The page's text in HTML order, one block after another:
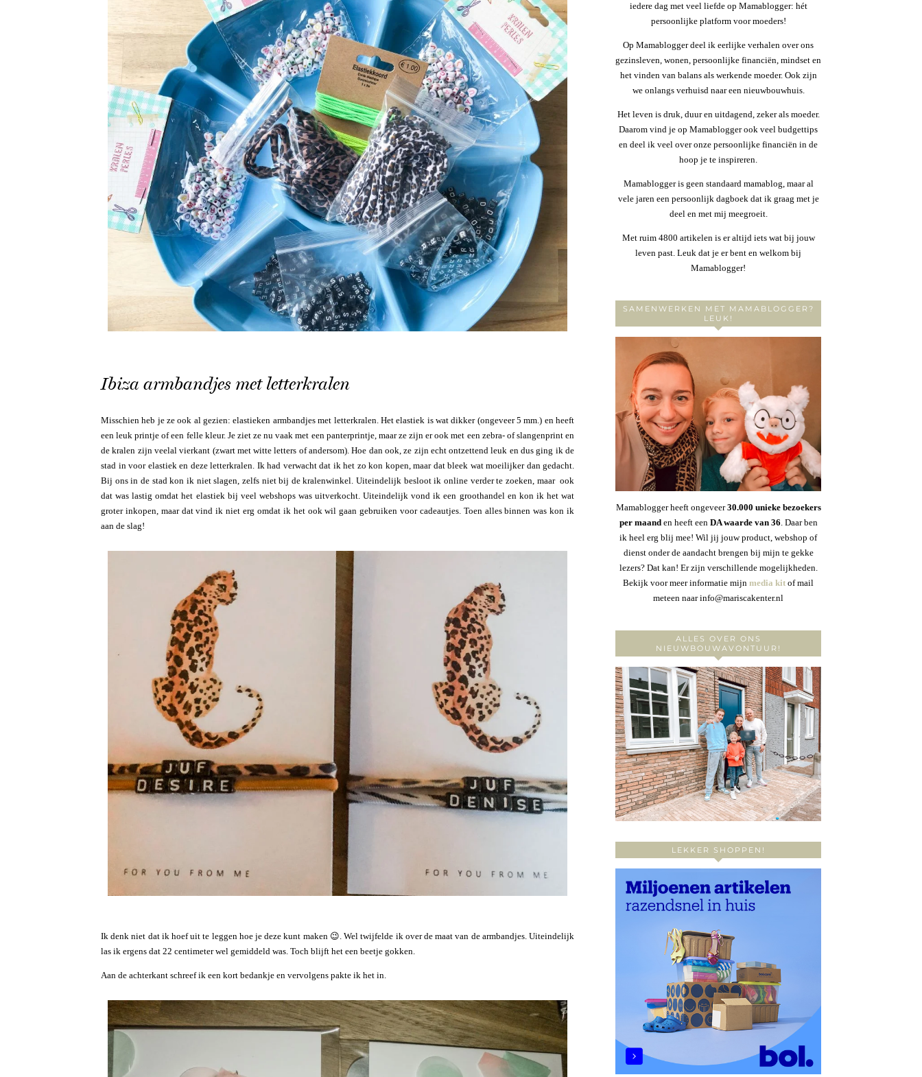
Ibiza armbandjes met letterkralen
Misschien heb je ze ook al gezien: elastieken armbandjes met letterkralen. Het elastiek is wat dikker (ongeveer 5 mm.) en heeft
een leuk printje of een felle kleur. Je ziet ze nu vaak met een panterprintje, maar ze zijn er ook met een zebra- of slangenprint en
de kralen zijn veelal vierkant (zwart met witte letters of andersom). Hoe dan ook, ze zijn echt ontzettend leuk en dus ging ik de
stad in voor elastiek en deze letterkralen. Ik had verwacht dat ik het zo kon kopen, maar dat bleek wat moeilijker dan gedacht.
Bij ons in de stad kon ik niet slagen, zelfs niet bij de kralenwinkel. Uiteindelijk besloot ik online verder te zoeken, maar ook
dat was lastig omdat het elastiek bij veel webshops was uitverkocht. Uiteindelijk vond ik een groothandel en kon ik het wat
groter inkopen, maar dat vind ik niet erg omdat ik het ook wil gaan gebruiken voor cadeautjes. Toen alles binnen was kon ik
aan de slag!
Ik denk niet dat ik hoef uit te leggen hoe je deze kunt maken 😉. Wel twijfelde ik over de maat van de armbandjes. Uiteindelijk
las ik ergens dat 22 centimeter wel gemiddeld was. Toch blijft het een beetje gokken.
Aan de achterkant schreef ik een kort bedankje en vervolgens pakte ik het in.
iedere dag met veel liefde op Mamablogger: hét
persoonlijke platform voor moeders!
Op Mamablogger deel ik eerlijke verhalen over ons
gezinsleven, wonen, persoonlijke financiën, mindset en
het vinden van balans als werkende moeder. Ook zijn
we onlangs verhuisd naar een nieuwbouwhuis.
Het leven is druk, duur en uitdagend, zeker als moeder.
Daarom vind je op Mamablogger ook veel budgettips
en deel ik veel over onze persoonlijke financiën in de
hoop je te inspireren.
Mamablogger is geen standaard mamablog, maar al
vele jaren een persoonlijk dagboek dat ik graag met je
deel en met mij meegroeit.
Met ruim 4800 artikelen is er altijd iets wat bij jouw
leven past. Leuk dat je er bent en welkom bij
Mamablogger!
SAMENWERKEN MET MAMABLOGGER?
LEUK!
Mamablogger heeft ongeveer30.000 unieke bezoekers
per maanden heeft een DA waarde van 36. Daar ben
ik heel erg blij mee! Wil jij jouw product, webshop of
dienst onder de aandacht brengen bij mijn te gekke
lezers? Dat kan! Er zijn verschillende mogelijkheden.
Bekijk voor meer informatie mijn media kit of mail
meteen naar info@mariscakenter.nl
ALLES OVER ONS
NIEUWBOUWAVONTUUR!
LEKKER SHOPPEN!